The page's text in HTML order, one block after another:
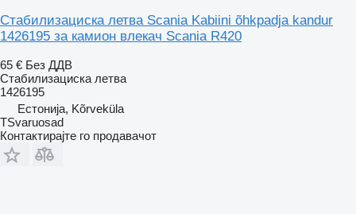
Стабилизациска летва Scania Kabiini õhkpadja kandur
1426195 за камион влекач Scania R420
65 € Без ДДВ
Стабилизациска летва
1426195
Естонија, Kõrveküla
TSvaruosad
Контактирајте го продавачот